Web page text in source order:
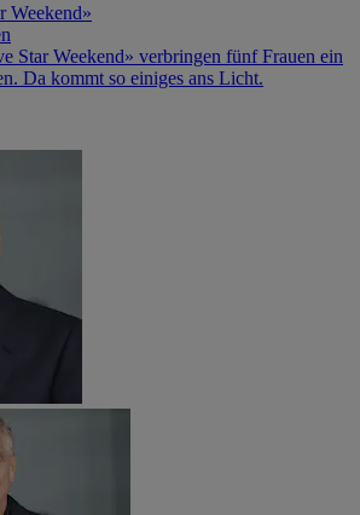
Weekend»
Star Weekend» verbringen fünf Frauen ein
Da kommt so einiges ans Licht.